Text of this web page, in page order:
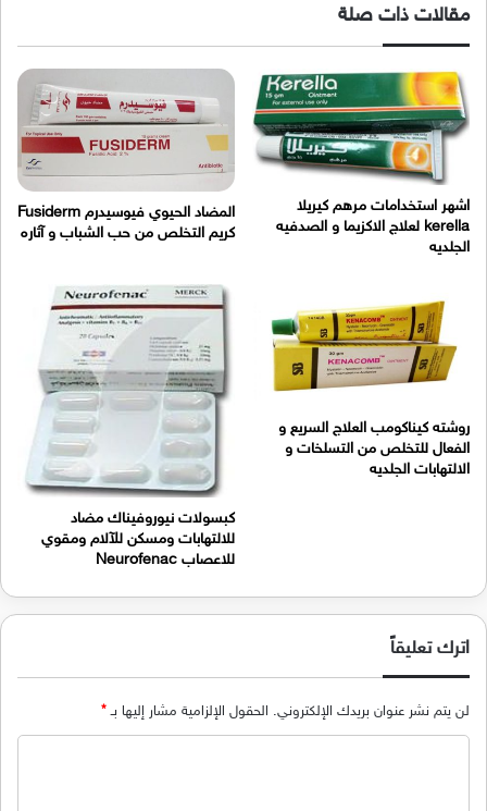
مقالات ذات صلة
اشهر استخدامات مرهم كيريلا
kerella لعلاج الاكزيما و الصدفيه
الجلديه
المضاد الحيوي فيوسيدرم Fusiderm
كريم التخلص من حب الشباب و آثاره
روشته كيناكومب العلاج السريع و
الفعال للتخلص من التسلخات و
الالتهابات الجلديه
كبسولات نيوروفيناك مضاد
للالتهابات ومسكن للآلام ومقوي
للاعصاب Neurofenac
اترك تعليقاً
لن يتم نشر عنوان بريدك الإلكتروني. الحقول الإلزامية مشار إليها بـ*